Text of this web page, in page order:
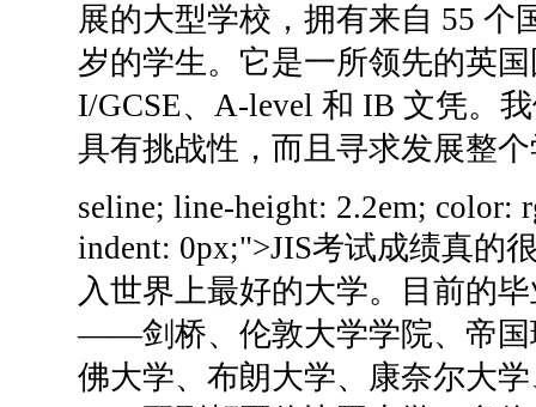
展的大型学校，拥有来自 55 个
岁的学生。 它是一所领先的英
I/GCSE、A-level 和 IB 文凭。
具有挑战性，而且寻求发展整
seline; line-height: 2.2em; color:
indent: 0px;">JIS考试成绩真的
入世界上最好的大学。
目前的
——剑桥、伦敦大学学院、帝国
佛大学、布朗大学、康奈尔大